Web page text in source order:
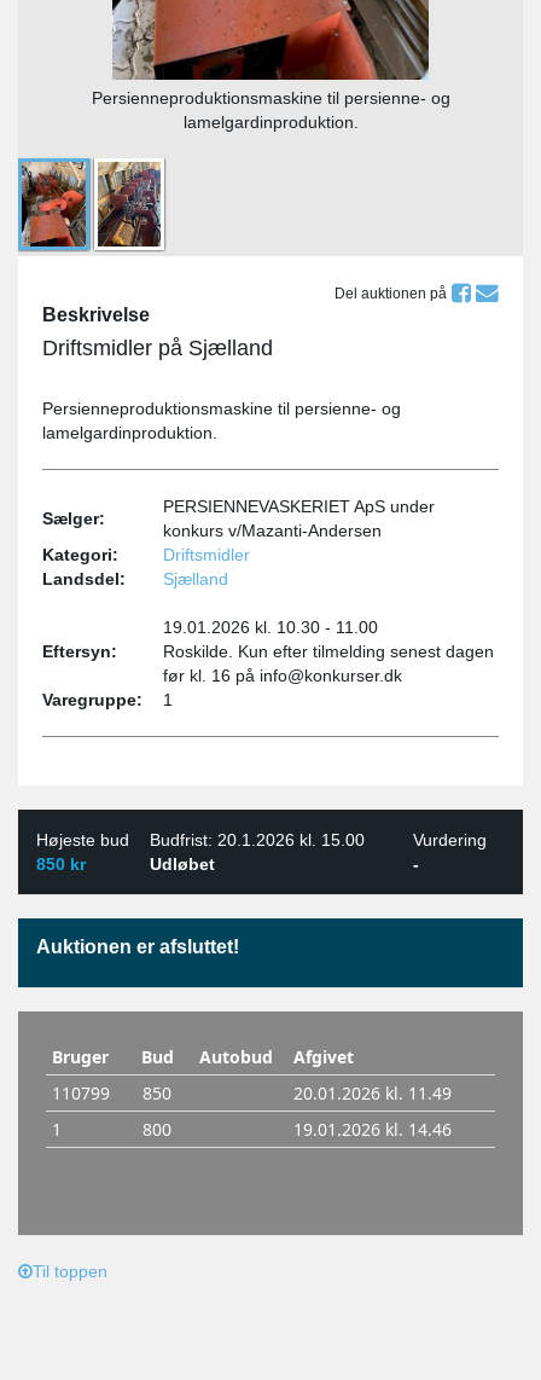
Persienneproduktionsmaskine til persienne- og
lamelgardinproduktion.
Del auktionen på
Beskrivelse
Driftsmidler på Sjælland
Persienneproduktionsmaskine til persienne- og
lamelgardinproduktion.
Sælger:
PERSIENNEVASKERIET ApS under
konkurs v/Mazanti-Andersen
Kategori:
Driftsmidler
Landsdel:
Sjælland
Eftersyn:
19.01.2026 kl. 10.30 - 11.00
Roskilde. Kun efter tilmelding senest dagen
før kl. 16 på info@konkurser.dk
Varegruppe:
1
Højeste bud Budfrist: 20.1.2026 kl. 15.00
Vurdering
850 kr
Udløbet -
Auktionen er afsluttet!
Til toppen